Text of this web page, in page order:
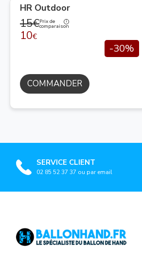
HR Outdoor
15€Prix de
comparaison
10€
-30%
COMMANDER
SERVICE CLIENT
02 85 52 37 37 ou par email